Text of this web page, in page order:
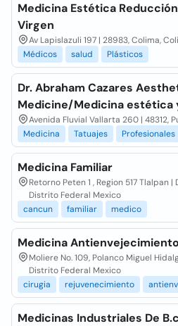
Medicina Estética
Virgen
Av Lapislazuli 197 | 28983, Colima,
Médicos
salud Plásticos
Dr. Abraham Cazares
Medicine/Medicina estética
Avenida Fluvial Vallarta 260 | 48312,
Medicina
Tatuajes Profesionales
Medicina Familiar
Retorno Peten 1 , Region 517 Tlalpan
Distrito Federal Mexico
cancun
familiar medico
Medicina Antienvejecimiento
Moliere No. 109, Polanco Miguel
Distrito Federal Mexico
cirugia
rejuvenecimiento
Medicinas Industriales De B.c